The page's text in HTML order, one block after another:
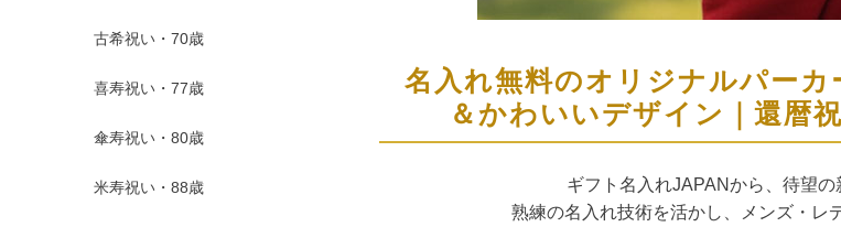
古希祝い・70歳
喜寿祝い・77歳
傘寿祝い・80歳
米寿祝い・88歳
名入れ無料のオリジナルパー
＆かわいいデザイン｜還暦
ギフト名入れJAPANから、待望の
熟練の名入れ技術を活かし、メンズ・レ